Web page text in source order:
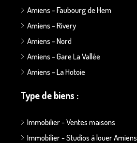
Amiens - Faubourg de Hem
Amiens - Rivery
Amiens - Nord
Amiens - Gare La Vallée
Amiens - La Hotoie
Type de biens :
Immobilier - Ventes maisons
Immobilier - Studios à louer Amiens